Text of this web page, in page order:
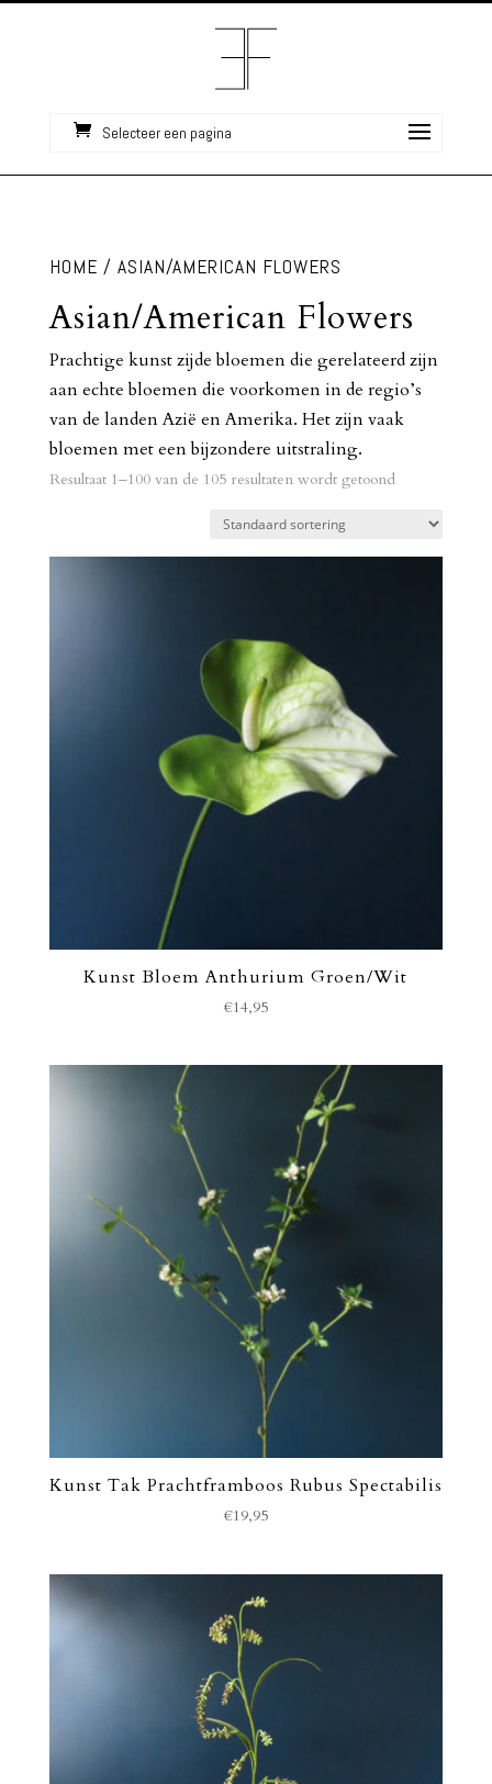
Selecteer een pagina
HOME / ASIAN/AMERICAN FLOWERS
Asian/American Flowers
Prachtige kunst zijde bloemen die gerelateerd zijn
aan echte bloemen die voorkomen in de regio’s
van de landen Azië en Amerika. Het zijn vaak
bloemen met een bijzondere uitstraling.
Resultaat 1–100 van de 105 resultaten wordt getoond
Kunst Bloem Anthurium Groen/Wit
€14,95
Kunst Tak Prachtframboos Rubus Spectabilis
€19,95